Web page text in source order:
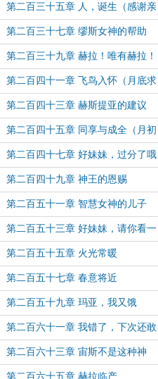
了！
第二百三十五章 人，诞生（感谢亲
爱的书友阿莉埃蒂盟主支持！）
第二百三十七章 缪斯女神的帮助
第二百三十九章 赫拉！唯有赫拉！
第二百四十一章 飞鸟入怀（月底求
月票~~~）
第二百四十三章 赫斯提亚的建议
（8K，月票加更，最后一天，求月
票~）
第二百四十五章 同享与成全（月初
求月票~~~）
第二百四十七章 好妹妹，过分了哦
第二百四十九章 神王的恩赐
第二百五十一章 智慧女神的儿子
第二百五十三章 好妹妹，请你看一
看人类吧
第二百五十五章 火光常暖
第二百五十七章 春意将近
第二百五十九章 玛亚，我又饿
了……
第二百六十一章 我错了，下次还敢
第二百六十三章 宙斯不是这种神
第二百六十五章 赫拉临产